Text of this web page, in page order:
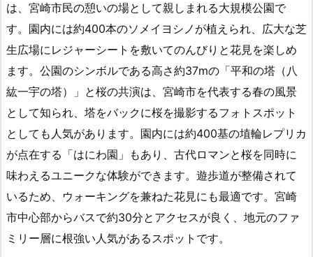
は、宮崎市民の憩いの場として親しまれる大規模公園で
す。園内には約400本のソメイヨシノが植えられ、広大な芝
生広場にレジャーシートを敷いてのんびりと花見を楽しめ
ます。公園のシンボルである高さ約37mの「平和の塔（八
紘一宇の塔）」と桜の共演は、宮崎市を代表する春の風景
として知られ、塔をバックに桜を撮影するフォトスポット
としても人気があります。園内には約400基の埴輪レプリカ
が点在する「はにわ園」もあり、古代ロマンと桜を同時に
味わえるユニークな体験ができます。遊歩道が整備されて
いるため、ウォーキングを兼ねた花見にも最適です。宮崎
市中心部からバスで約30分とアクセスが良く、地元のファ
ミリー層に根強い人気があるスポットです。